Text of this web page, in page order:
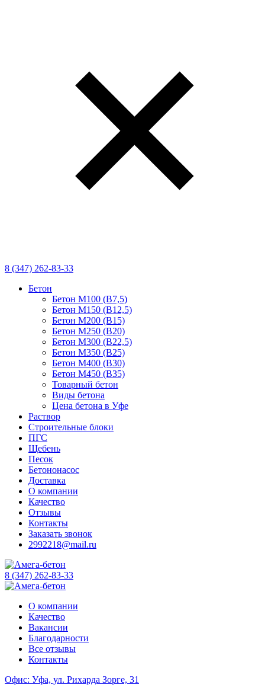
8 (347) 262-83-33
Бетон
Бетон М100 (B7,5)
Бетон М150 (B12,5)
Бетон М200 (B15)
Бетон М250 (B20)
Бетон М300 (B22,5)
Бетон М350 (B25)
Бетон М400 (B30)
Бетон М450 (B35)
Товарный бетон
Виды бетона
Цена бетона в Уфе
Раствор
Строительные блоки
ПГС
Щебень
Песок
Бетононасос
Доставка
О компании
Качество
Отзывы
Контакты
Заказать звонок
2992218@mail.ru
8 (347) 262-83-33
О компании
Качество
Вакансии
Благодарности
Все отзывы
Контакты
Офис: Уфа, ул. Рихарда Зорге, 31